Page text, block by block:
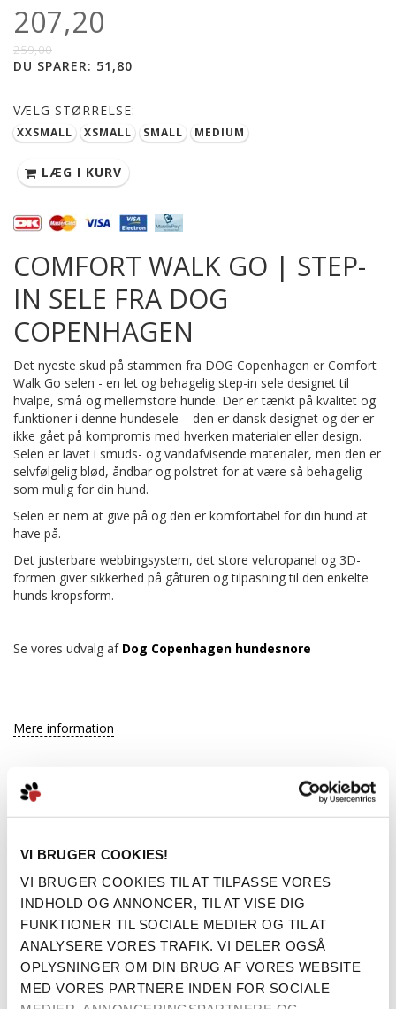
VI BRUGER COOKIES!
VI BRUGER COOKIES TIL AT TILPASSE VORES
INDHOLD OG ANNONCER, TIL AT VISE DIG
FUNKTIONER TIL SOCIALE MEDIER OG TIL AT
ANALYSERE VORES TRAFIK. VI DELER OGSÅ
OPLYSNINGER OM DIN BRUG AF VORES WEBSITE
MED VORES PARTNERE INDEN FOR SOCIALE
207,20
259,00
DU SPARER: 51,80
VÆLG STØRRELSE:
XXSMALL XSMALL SMALL MEDIUM
LÆG I KURV
COMFORT WALK GO | STEP-
IN SELE FRA DOG
COPENHAGEN
Det nyeste skud på stammen fra DOG Copenhagen er Comfort
Walk Go selen - en let og behagelig step-in sele designet til
hvalpe, små og mellemstore hunde. Der er tænkt på kvalitet og
funktioner i denne hundesele – den er dansk designet og der er
ikke gået på kompromis med hverken materialer eller design.
Selen er lavet i smuds- og vandafvisende materialer, men den er
selvfølgelig blød, åndbar og polstret for at være så behagelig
som mulig for din hund.
Selen er nem at give på og den er komfortabel for din hund at
have på.
Det justerbare webbingsystem, det store velcropanel og 3D-
formen giver sikkerhed på gåturen og tilpasning til den enkelte
hunds kropsform.
Se vores udvalg af Dog Copenhagen hundesnore
Mere information
BESKRIVELSE
DOG COPENHAGEN COMFORT WALK
GO
Det nyeste skud på stammen fra DOG Copenhagen er Comfort
Walk Go selen - en let og behagelig step-in sele designet til
hvalpe, små og mellemstore hunde. Der er tænkt på kvalitet og
funktioner i denne hundesele – den er dansk designet og der er